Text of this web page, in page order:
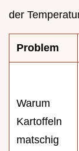
der
Problem
Warum
Kartoffeln
matschig